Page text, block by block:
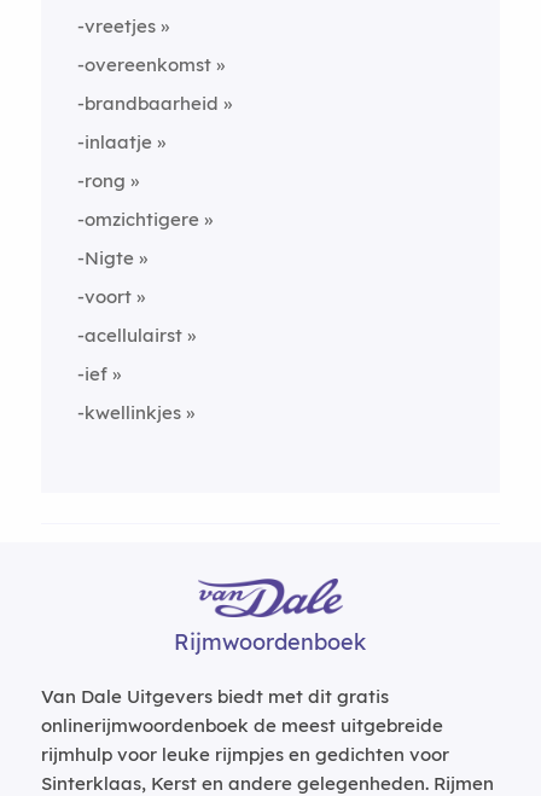
-vreetjes
-overeenkomst
-brandbaarheid
-inlaatje
-rong
-omzichtigere
-Nigte
-voort
-acellulairst
-ief
-kwellinkjes
Rijmwoordenboek
Van Dale Uitgevers biedt met dit gratis
onlinerijmwoordenboek de meest uitgebreide
rijmhulp voor leuke rijmpjes en gedichten voor
Sinterklaas, Kerst en andere gelegenheden. Rijmen